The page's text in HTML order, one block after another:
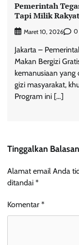
Pemerintah
Tapi Milik Rakyat
Maret 10, 2026 0
Jakarta –
Makan Bergizi
kemanusiaan yang
gizi masyarakat,
Program ini […]
Tinggalkan Balasan
Alamat email Anda
ditandai *
Komentar *